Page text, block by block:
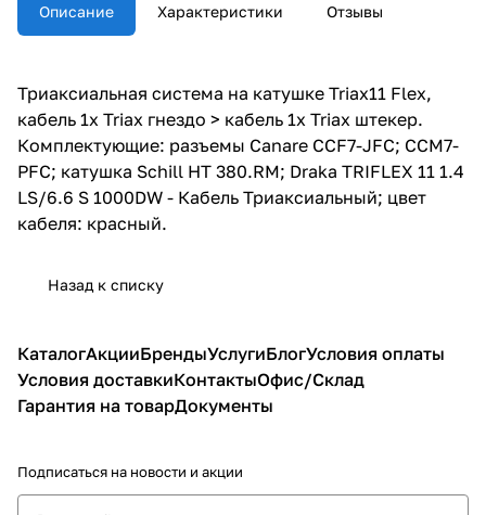
Описание
Характеристики Отзывы
Триаксиальная система на катушке Triax11 Flex,
кабель 1х Triax гнездо > кабель 1х Triax штекер.
Комплектующие: разъемы Canare CCF7-JFC; CCM7-
PFC; катушка Schill HT 380.RM; Draka TRIFLEX 11 1.4
LS/6.6 S 1000DW - Кабель Триаксиальный; цвет
кабеля: красный.
Назад к списку
КаталогАкцииБрендыУслугиБлогУсловия оплаты
Условия доставкиКонтактыОфис/Склад
Гарантия на товарДокументы
Подписаться на новости и акции